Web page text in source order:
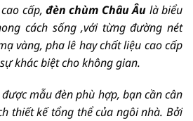
cấp, đèn chùm Châu Âu là biểu
cách sống ,với từng đường nét
vàng, pha lê hay chất liệu cao cấp
khác biệt cho không gian.
mẫu đèn phù hợp, bạn cần cân
thiết kế tổng thể của ngôi nhà. Bởi